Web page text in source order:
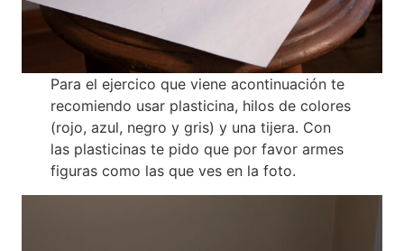
Para el ejercico que viene acontinuación te
recomiendo usar plasticina, hilos de colores
(rojo, azul, negro y gris) y una tijera. Con
las plasticinas te pido que por favor armes
figuras como las que ves en la foto.